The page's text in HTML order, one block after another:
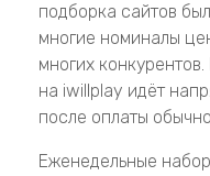
подборка сайтов
многие номиналы
многих
на iwillplay идёт
после оплаты
Еженедельные